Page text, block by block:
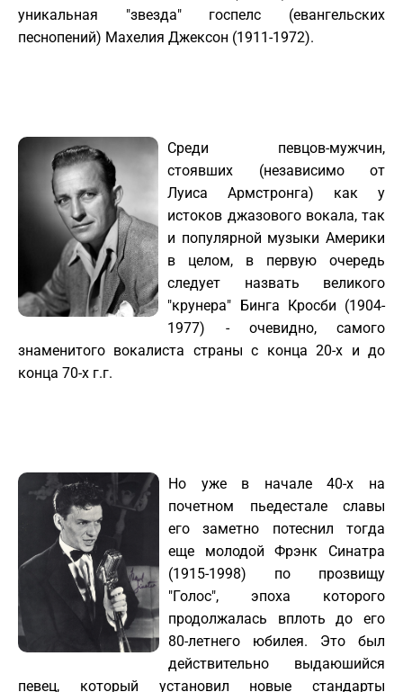
уникальная "звезда" госпелс (евангельских
песнопений) Махелия Джексон (1911-1972).
Среди певцов-мужчин,
стоявших (независимо от
Луиса Армстронга) как у
истоков джазового вокала, так
и популярной музыки Америки
в целом, в первую очередь
следует назвать великого
"крунера" Бинга Кросби (1904-
1977) - очевидно, самого
знаменитого вокалиста страны с конца 20-х и до
конца 70-х г.г.
Но уже в начале 40-х на
почетном пьедестале славы
его заметно потеснил тогда
еще молодой Фрэнк Синатра
(1915-1998) по прозвищу
"Голос", эпоха которого
продолжалась вплоть до его
80-летнего юбилея. Это был
действительно выдаюшийся
певец, который установил новые стандарты